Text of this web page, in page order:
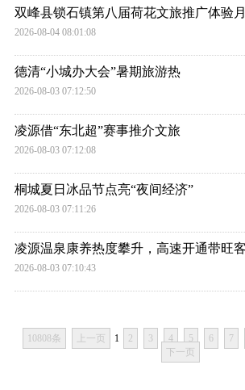
双峰县锁石镇第八届荷花文旅推广体验
2026-08-04 08:01:08
德清“小城办大会”暑期旅游热
2026-08-03 07:12:50
凌源借“东北超”赛事推介文旅
2026-08-03 07:12:08
桐城夏日冰品节点亮“夜间经济”
2026-08-03 07:11:26
凌源温泉康养热度攀升，高速开通带旺
2026-08-03 07:10:43
10808条 上一页 1 2 3 4 5 6 7
下一页